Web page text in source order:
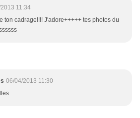
11:34
ton cadrage!!!! J'adore+++++ tes photos du
06/04/2013 11:30